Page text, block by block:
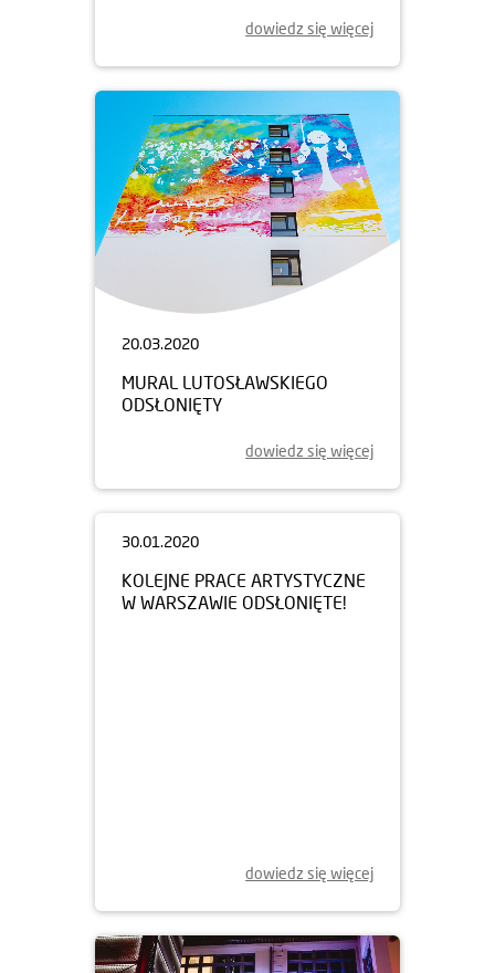
dowiedz się więcej
20.03.2020
MURAL LUTOSŁAWSKIEGO
ODSŁONIĘTY
dowiedz się więcej
30.01.2020
KOLEJNE PRACE ARTYSTYCZNE
W WARSZAWIE ODSŁONIĘTE!
dowiedz się więcej